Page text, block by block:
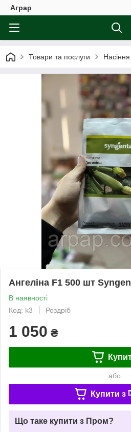
Аграр
Товари та послуги Насіння
Ангеліна F1 500 шт
В наявності
Код: k3
Роздріб
1 050 ₴
або
Купити з
Що таке купити з Пром?